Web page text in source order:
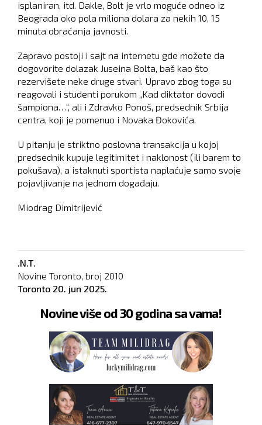
isplaniran, itd. Dakle, Bolt je vrlo moguće odneo iz
Beograda oko pola miliona dolara za nekih 10, 15
minuta obraćanja javnosti.
Zapravo postoji i sajt na internetu gde možete da
dogovorite dolazak Juseina Bolta, baš kao što
rezervišete neke druge stvari. Upravo zbog toga su
reagovali i studenti porukom „Kad diktator dovodi
šampiona…“, ali i Zdravko Ponoš, predsednik Srbija
centra, koji je pomenuo i Novaka Đokovića.
U pitanju je striktno poslovna transakcija u kojoj
predsednik kupuje legitimitet i naklonost (ili barem to
pokušava), a istaknuti sportista naplaćuje samo svoje
pojavljivanje na jednom događaju.
Miodrag Dimitrijević
.N.T.
Novine Toronto, broj 2010
Toronto 20. jun 2025.
Novine više od 30 godina sa vama!